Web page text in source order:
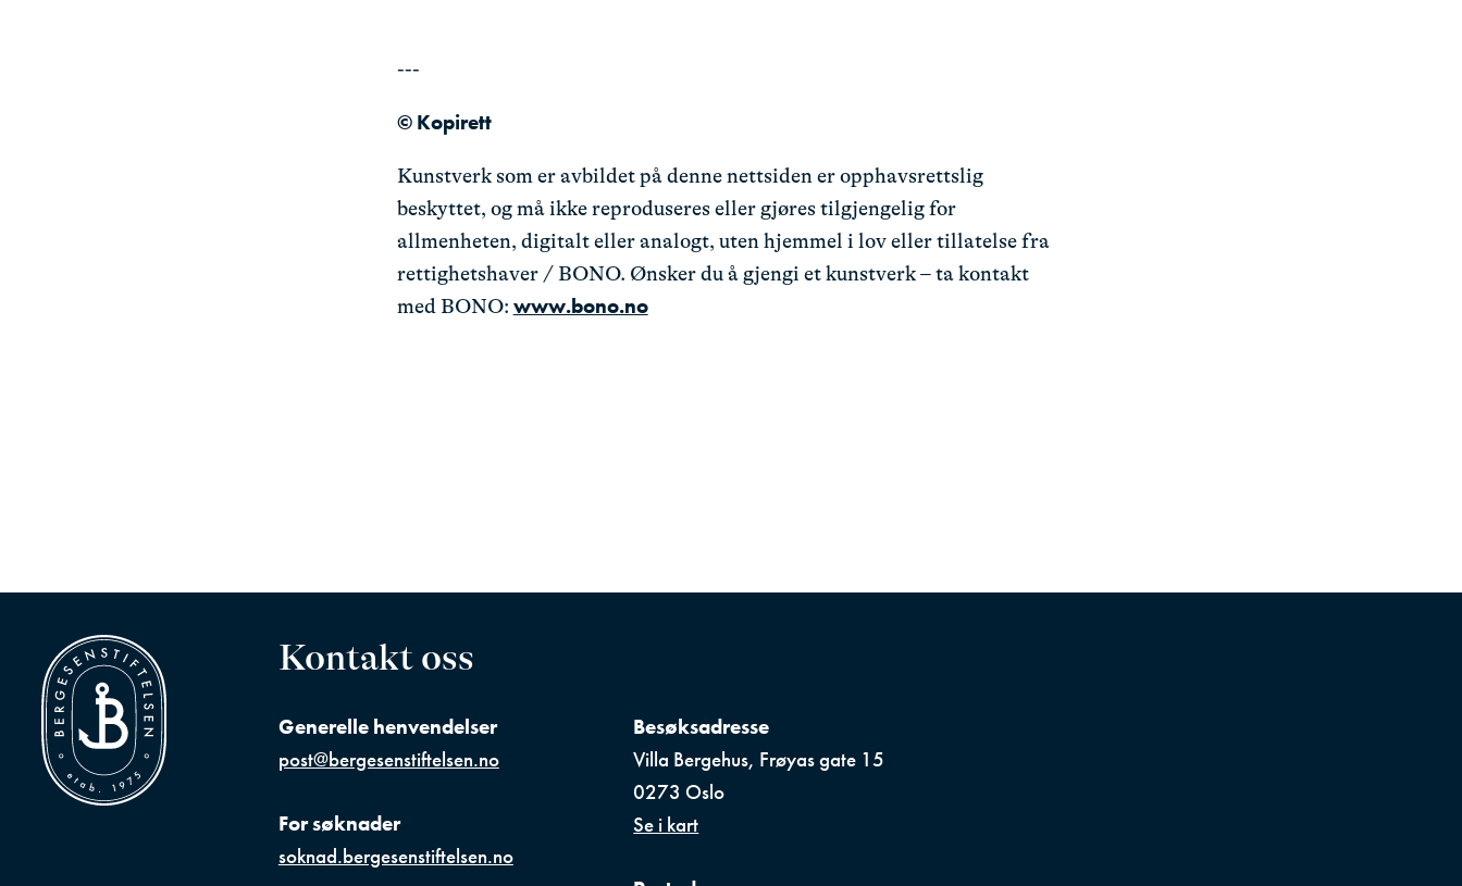
---
© Kopirett
Kunstverk som er avbildet på denne nettsiden er opphavsrettslig
beskyttet, og må ikke reproduseres eller gjøres tilgjengelig for
allmenheten, digitalt eller analogt, uten hjemmel i lov eller tillatelse fra
rettighetshaver / BONO. Ønsker du å gjengi et kunstverk – ta kontakt
med BONO: www.bono.no
Kontakt oss
Generelle henvendelser
post@bergesenstiftelsen.no
For søknader
soknad.bergesenstiftelsen.no
Besøksadresse
Villa Bergehus, Frøyas gate 15
0273 Oslo
Se i kart